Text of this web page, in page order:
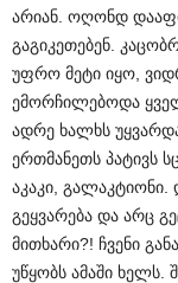
არიან. ოღონდ
გაგიკეთებენ.
უფრო მეტი იყო,
ემორჩილებოდა
ადრე ხალხს
ერთმანეთს პატივს
აკაკი,
გეყვარება და არც
მითხარი?! ჩვენი
უწყობს ამაში ხელს.